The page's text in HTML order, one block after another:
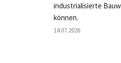
industrialisierte
können.
14.07.2026